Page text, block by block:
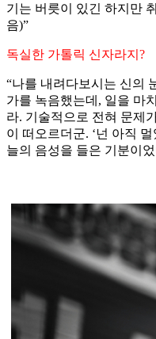
기는 버릇이 있긴 하지만
음)”
독실한 가톨릭 신자라지?
“나를 내려다보시는 신의
가를 녹음했는데, 일을 마
라. 기술적으로 전혀 문제
이 떠오르더군. ‘넌 아직
늘의 음성을 들은 기분이